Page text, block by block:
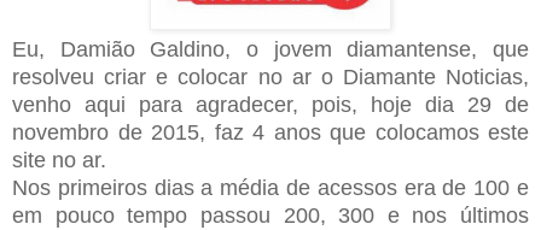
Eu, Damião Galdino, o jovem diamantense, que
resolveu criar e colocar no ar o Diamante Noticias,
venho aqui para agradecer, pois, hoje dia 29 de
novembro de 2015, faz 4 anos que colocamos este
site no ar.
Nos primeiros dias a média de acessos era de 100 e
em pouco tempo passou 200, 300 e nos últimos